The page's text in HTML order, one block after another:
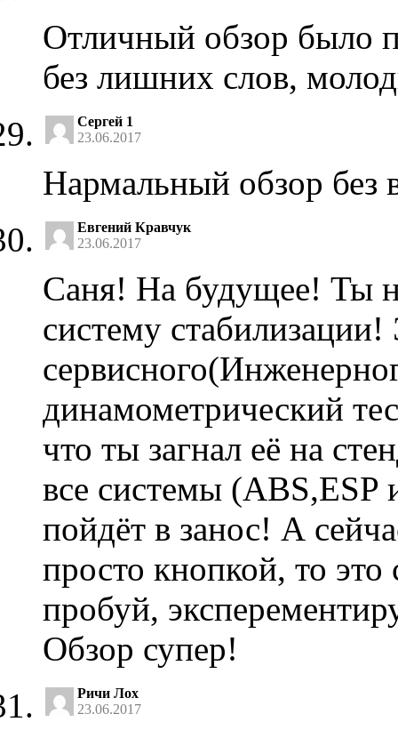
Отличный обзор было
без лишних слов,
Сергей 1
23.06.2017
Нармальный обзор без
Евгений Кравчук
23.06.2017
Саня! На будущее! Ты
систему стабилизации!
динамометрический
что ты загнал её на
все системы (ABS,ESP
пойдёт в занос! А
просто кнопкой, то
пробуй,
Обзор супер!
Ричи Лох
23.06.2017